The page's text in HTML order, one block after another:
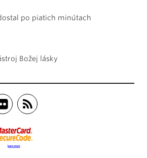
po piatich minútach
Božej lásky